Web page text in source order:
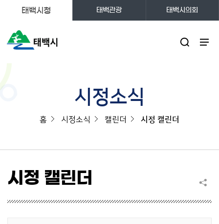
태백시청 태백관광 태백시의회
시정소식
홈 시정소식 캘린더 시정 캘린더
시정 캘린더